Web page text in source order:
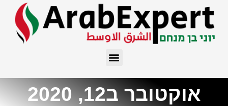
אוקטובר ב12, 2020